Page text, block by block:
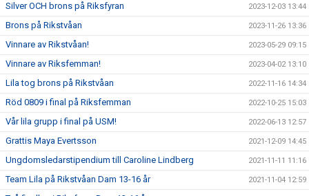
Silver OCH brons på Riksfyran 2023-12-03 13:44
Brons på Rikstvåan 2023-11-26 13:36
Vinnare av Rikstvåan! 2023-05-29 09:15
Vinnare av Riksfemman! 2023-04-02 13:10
Lila tog brons på Rikstvåan 2022-11-16 14:34
Röd 0809 i final på Riksfemman 2022-10-25 15:03
Vår lila grupp i final på USM! 2022-06-13 12:57
Grattis Maya Evertsson 2021-12-09 14:45
Ungdomsledarstipendium till Caroline Lindberg 2021-11-11 11:16
Team Lila på Rikstvåan Dam 13-16 år 2021-11-04 12:59